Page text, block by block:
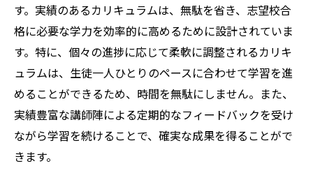
す。実績のあるカリキュラムは、無駄を省き、志望校合
格に必要な学力を効率的に高めるために設計されていま
す。特に、個々の進捗に応じて柔軟に調整されるカリキ
ュラムは、生徒一人ひとりのペースに合わせて学習を進
めることができるため、時間を無駄にしません。また、
実績豊富な講師陣による定期的なフィードバックを受け
ながら学習を続けることで、確実な成果を得ることがで
きます。